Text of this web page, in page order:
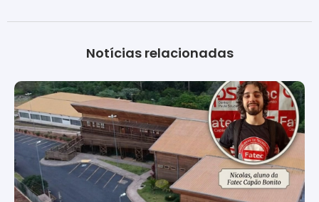
Notícias relacionadas